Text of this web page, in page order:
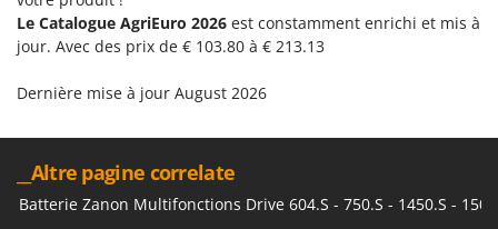
Le Catalogue AgriEuro 2026 est constamment enrichi et mis à
jour. Avec des prix de € 103.80 à € 213.13
Dernière mise à jour August 2026
__Altre pagine correlate
Batterie Zanon Multifonctions Drive 604.S - 750.S - 1450.S -